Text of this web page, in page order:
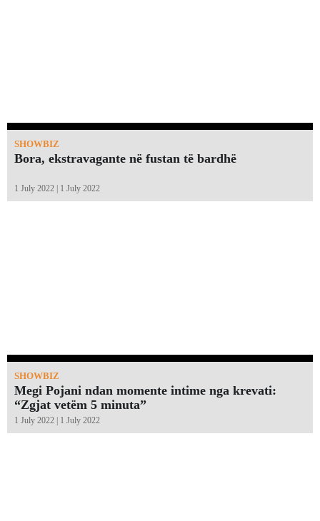
SHOWBIZ
Bora, ekstravagante në fustan të bardhë
1 July 2022 | 1 July 2022
SHOWBIZ
Megi Pojani ndan momente intime nga krevati:
“Zgjat vetëm 5 minuta”￼
1 July 2022 | 1 July 2022